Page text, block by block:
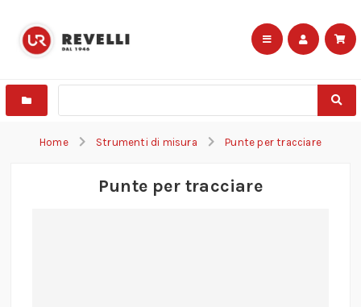
Home Strumenti di misura Punte per tracciare
Punte per tracciare